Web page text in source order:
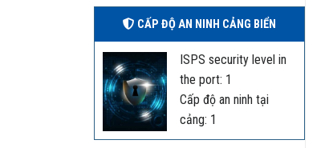
CẤP ĐỘ AN NINH CẢNG BIỂN
ISPS security level in
the port: 1
Cấp độ an ninh tại
cảng: 1